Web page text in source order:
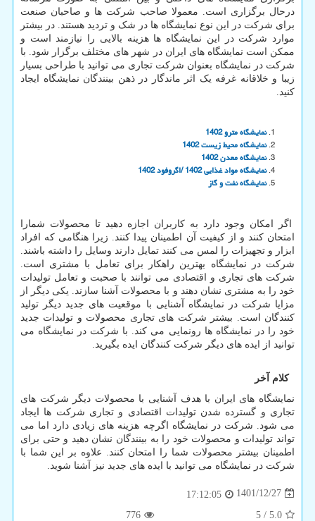
درحال برگزاری است. معمولا صاحب شرکت ها و صاحبان صنعت
برای شرکت در این نوع نمایشگاه ها در شک و تردید هستند. در بیشتر
موارد شرکت در این نمایشگاه ها هزینه بالایی را نیازمند است و
ممکن است نمایشگاه های ایران در شهر های مختلف برگزار شود. با
شرکت در نمایشگاه بعنوان شرکت تجاری می توانید با طراحی بسیار
زیبا و خلاقانه غرفه یک اثر ماندگار در ذهن بینندگان نمایشگاه ایجاد
کنید.
نمایشگاه مترو 1402
نمایشگاه محیط زیست 1402
نمایشگاه معدن 1402
نمایشگاه مواد غذایی 1402 /اگروفود 1402
نمایشگاه نفت و گاز
اگر امکان وجود دارد به کاربران اجازه دهید تا محصولات شمارا
امتحان کنند و از کیفیت آن اطمینان پیدا کنند. زیرا هنگامی که افراد
ابزار و تجهیزات را لمس می کنند تمایل دارند وسایل را داشته باشند.
شرکت در نمایشگاه بهترین راهکار برای تعامل با مشتری است.
شرکت های تجاری و اقتصادی می توانند با صحبت و تعامل تولیدات
خود را به مشتری نشان دهند و با محصولات آشنا سازند. یکی دیگر از
مزایا شرکت در نمایشگاه آشنایی با موقعیت های جدید دیگر تولید
کنندگان است. بیشتر شرکت های تجاری محصولات و تولیدات جدید
خود را در نمایشگاه ها رونمایی می کند. با شرکت در نمایشگاه می
توانید از ایده های دیگر شرکت کنندگان ایده بگیرید.
کلام آخر
نمایشگاه های ایران با هدف آشنایی با محصولات دیگر شرکت های
تجاری و گسترده شدن تولیدات اقتصادی و تجاری شرکت ها ایجاد
می شود. شرکت در نمایشگاه اگرچه هزینه های زیادی دارد اما می
تواند تولیدات و محصولات خود را به بینندگان نشان دهید و حتی برای
اطمینان بیشتر محصولات شما را امتحان کنند. علاوه بر این شما با
شرکت در نمایشگاه می توانید با ایده های جدید نیز آشنا شوید.
1401/12/27
17:12:05
5.0
/
5
776